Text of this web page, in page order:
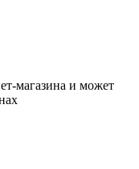
магазина и может